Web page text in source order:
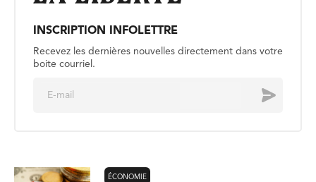
INSCRIPTION INFOLETTRE
Recevez les dernières nouvelles directement dans votre
boite courriel.
Envoyer
ÉCONOMIE